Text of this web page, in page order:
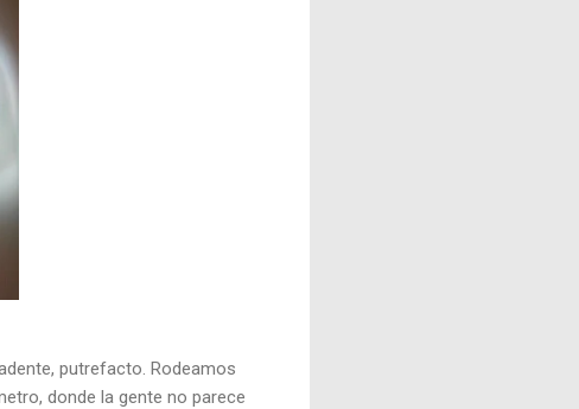
putrefacto. Rodeamos
donde la gente no parece